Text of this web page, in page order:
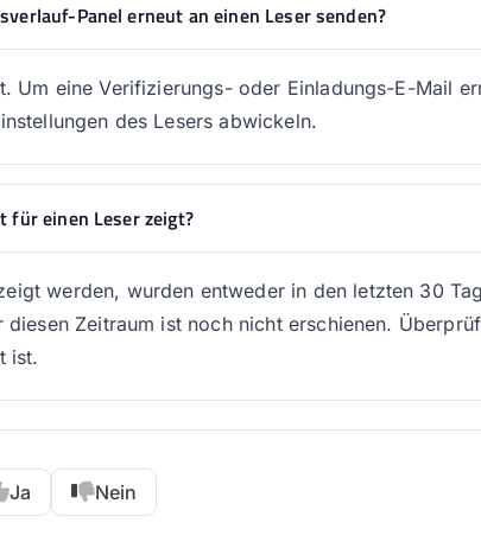
Panel erneut an einen Leser senden?
Um eine Verifizierungs- oder Einladungs-E-Mail
des Lesers abwickeln.
für einen Leser zeigt?
werden, wurden entweder in den letzten 30
Zeitraum ist noch nicht erschienen.
ist.
Ja Nein